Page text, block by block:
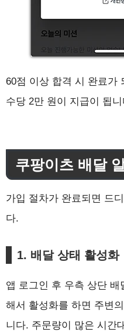
60점 이상 합격 시 완료가
수당 2만 원이 지급이 됩니
쿠팡이츠 배달
가입 절차가 완료되면 드
다.
1. 배달 상태 활성화
앱 로그인 후 우측 상단 배
해서 활성화를 하면 주변
니다. 주문량이 많은 시간